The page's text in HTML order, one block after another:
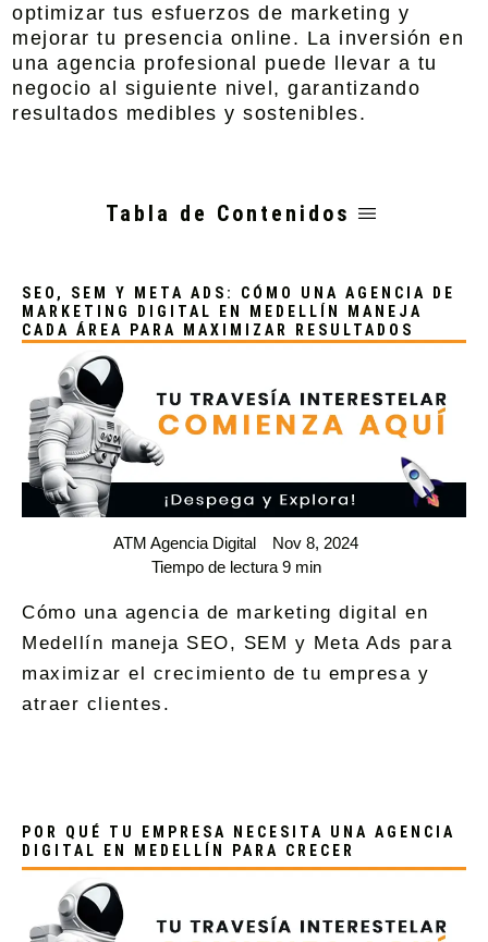
optimizar tus esfuerzos de marketing y
mejorar tu presencia online. La inversión en
una agencia profesional puede llevar a tu
negocio al siguiente nivel, garantizando
resultados medibles y sostenibles.
Tabla de Contenidos
SEO, SEM Y META ADS: CÓMO UNA AGENCIA DE
MARKETING DIGITAL EN MEDELLÍN MANEJA
CADA ÁREA PARA MAXIMIZAR RESULTADOS
ATM Agencia Digital
Nov 8, 2024
Tiempo de lectura 9 min
Cómo una agencia de marketing digital en
Medellín maneja SEO, SEM y Meta Ads para
maximizar el crecimiento de tu empresa y
atraer clientes.
POR QUÉ TU EMPRESA NECESITA UNA AGENCIA
DIGITAL EN MEDELLÍN PARA CRECER